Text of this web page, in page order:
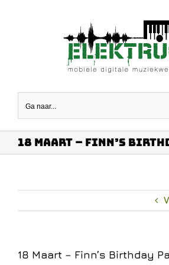
Ga naar...
18 Maart – Finn’s
18 Maart – Finn’s Birthday